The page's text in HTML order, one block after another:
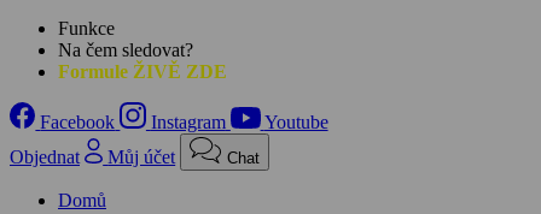
Funkce
Na čem sledovat?
Formule ŽIVĚ ZDE
Facebook Instagram
Youtube
Objednat
Můj účet Chat
Domů